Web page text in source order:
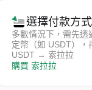
選擇付款方式
多數情況下，需先透
定幣（如 USDT），
USDT → 索拉拉
購買 索拉拉